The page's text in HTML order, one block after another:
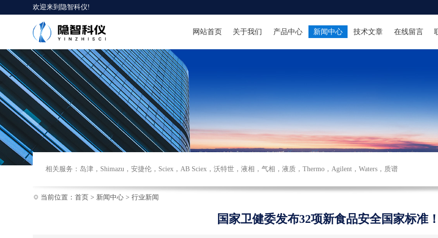
欢迎来到 隐智科仪!
网站首页 关于我们 产品中心 新闻中心 技术文章 在线留言
相关服务： 岛津 ， Shimazu ，安捷伦 ， Sciex ，AB Sciex ，沃特世 ，液相 ，气相 ，液质 ，Thermo ，Agilent ，Waters ， 质谱
当前位置： 首页 > 新闻中心> 行业新闻
国家卫健委发布32项新食品安全国家标准